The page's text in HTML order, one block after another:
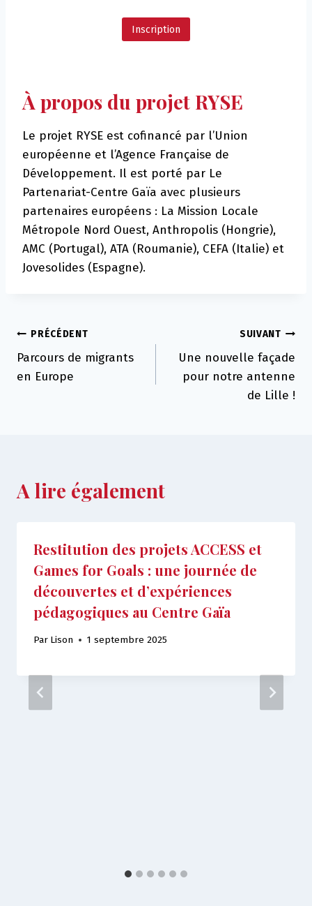
Inscription
À propos du projet RYSE
Le projet RYSE est cofinancé par l’Union
européenne et l’Agence Française de
Développement. Il est porté par Le
Partenariat-Centre Gaïa avec plusieurs
partenaires européens : La Mission Locale
Métropole Nord Ouest, Anthropolis (Hongrie),
AMC (Portugal), ATA (Roumanie), CEFA (Italie) et
Jovesolides (Espagne).
Navigation
de
PRÉCÉDENT
Parcours de migrants
en Europe
SUIVANT
Une nouvelle façade
pour notre antenne
de Lille !
A lire également
Restitution des projets ACCESS et
Games for Goals : une journée de
découvertes et d’expériences
pédagogiques au Centre Gaïa
Par Lison 1 septembre 2025